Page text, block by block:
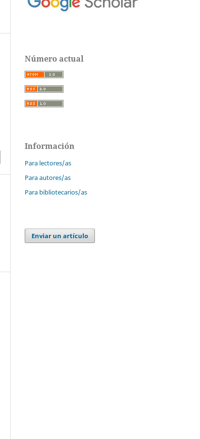
Número actual
Información
Para lectores/as
Para autores/as
Para bibliotecarios/as
Enviar un artículo